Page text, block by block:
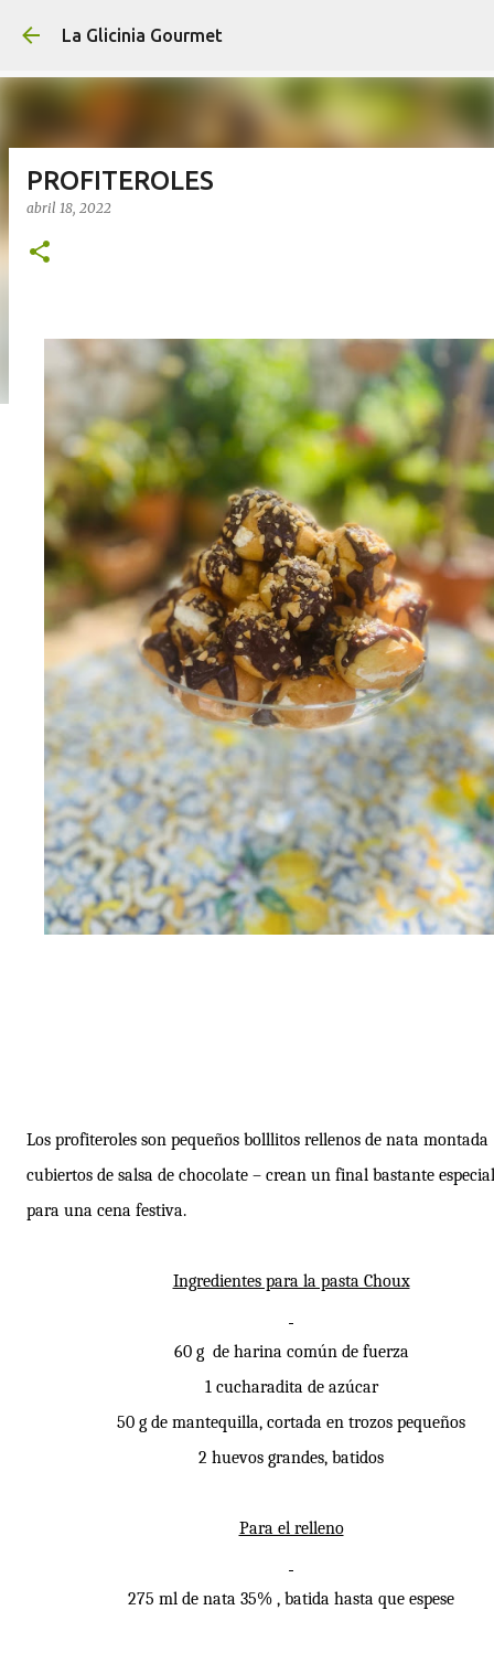
Ir al contenido principal
La Glicinia Gourmet
PROFITEROLES
abril 18, 2022
Los profiteroles son pequeños bolllitos rellenos de nata montada
cubiertos de salsa de chocolate – crean un final bastante especial
para una cena festiva.
Ingredientes para la pasta Choux
60 g de harina común de fuerza
1 cucharadita de azúcar
50 g de mantequilla, cortada en trozos pequeños
2 huevos grandes, batidos
Para el relleno
275 ml de nata 35% , batida hasta que espese